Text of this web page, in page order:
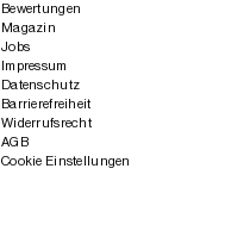
Bewertungen
Magazin
Jobs
Impressum
Datenschutz
Barrierefreiheit
Widerrufsrecht
AGB
Cookie Einstellungen